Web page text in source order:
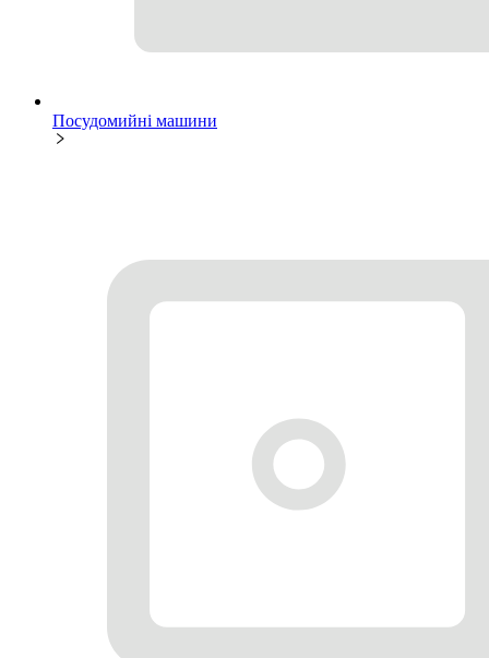
Посудомийні машини